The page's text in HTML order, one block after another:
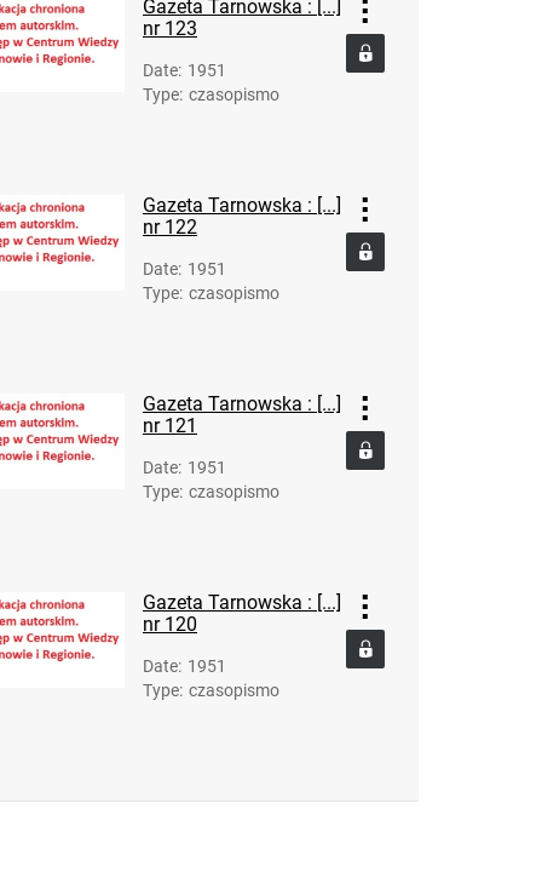
132
Gazeta Tarnowska : organ KW Polskiej
Zjednoczonej Partii Robotniczej. R. 2, 1951, nr
134
Gazeta Tarnowska : organ KW Polskiej
Zjednoczonej Partii Robotniczej. R. 2, 1951, nr
136
Gazeta Tarnowska : [...]
nr 123
Date: 1951
Type: czasopismo
Gazeta Tarnowska : [...]
nr 122
Date: 1951
Type: czasopismo
Gazeta Tarnowska : [...]
nr 121
Date: 1951
Type: czasopismo
Gazeta Tarnowska : [...]
nr 120
Date: 1951
Type: czasopismo